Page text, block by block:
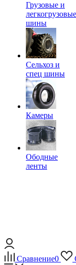
Грузовые и
легкогрузовые
шины
Сельхоз и
спец шины
Камеры
Ободные
ленты
Сравнение0